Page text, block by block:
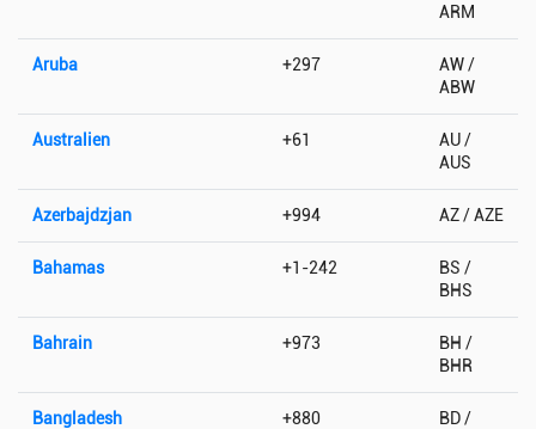
ARM
Aruba +297
AW /
ABW
Australien +61
AU /
AUS
Azerbajdzjan +994 AZ / AZE
Bahamas +1-242
BS /
BHS
Bahrain +973
BH /
BHR
Bangladesh +880
BD /